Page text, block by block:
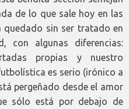
de lo que sale hoy en las
quedado sin ser tratado en
con algunas diferencias:
propias y nuestro
es serio (irónico a
pergeñado desde el amor
sólo está por debajo de